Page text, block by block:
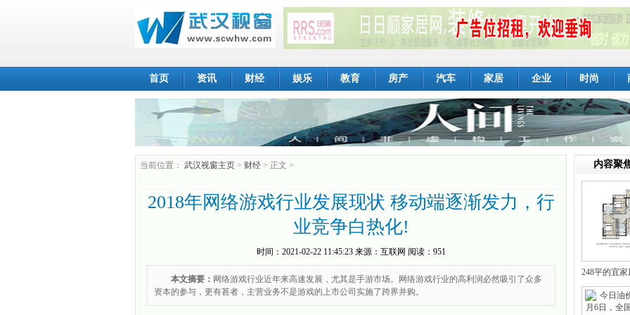
首页 资讯 财经 娱乐 教育 房产 汽车 家居 企业 时尚
当前位置： 武汉视窗主页 > 财经 > 正文 >
2018年网络游戏行业发展现状 移动端逐渐发力，行
业竞争白热化!
时间： 2021-02-22 11:45:23来源： 互联网 阅读：951
本文摘要： 网络游戏行业近年来高速发展，尤其是手游市场。网络游戏行业的高利润必然吸引了众多
资本的参与，更有甚者，主营业务不是游戏的上市公司实施了跨界并购。
内容聚
248平的宜